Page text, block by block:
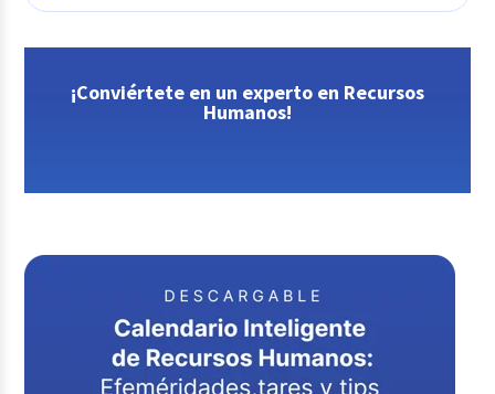
¡Conviértete en un experto en Recursos
Humanos!